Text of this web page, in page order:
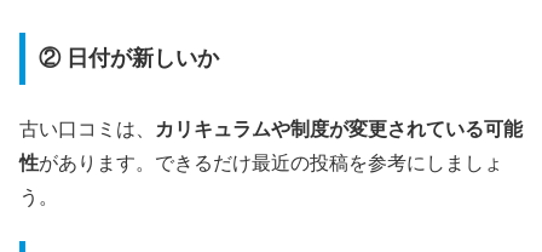
② 日付が新しいか
古い口コミは、
カリキュラムや制度が変更されている可能
性があります。できるだけ最近の投稿を参考にしましょ
う。